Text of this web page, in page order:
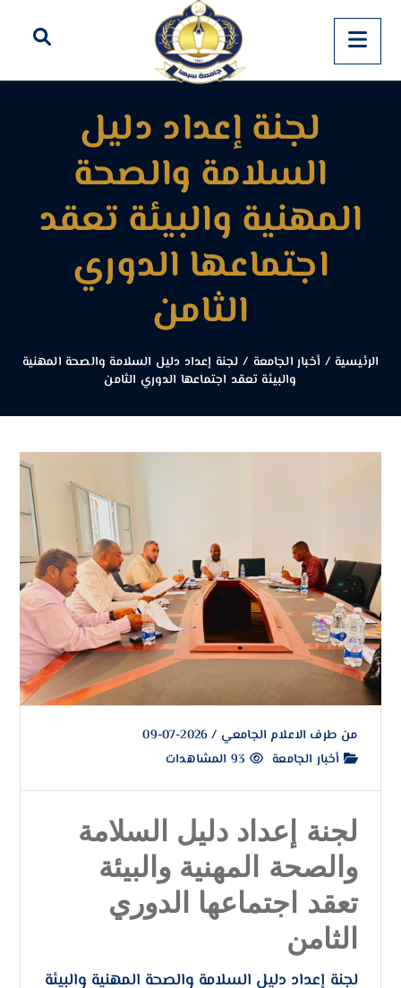
لجنة إعداد دليل
السلامة والصحة
المهنية والبيئة تعقد
اجتماعها الدوري
الثامن
الرئيسية / أخبار الجامعة / لجنة إعداد دليل السلامة والصحة المهنية
والبيئة تعقد اجتماعها الدوري الثامن
من طرف الاعلام الجامعي /
2026-07-09
أخبار الجامعة
لجنة إعداد دليل السلامة
والصحة المهنية والبيئة
تعقد اجتماعها الدوري
الثامن
لجنة إعداد دليل السلامة والصحة المهنية والبيئة